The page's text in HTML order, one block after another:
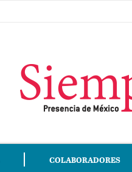
COLABORADORES